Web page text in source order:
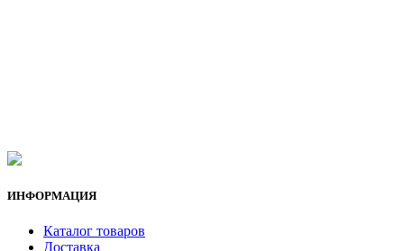
ИНФОРМАЦИЯ
Каталог товаров
Доставка